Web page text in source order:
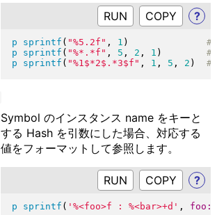
RUN ?
p sprintf ( "%5.2f " , 1 )
p
sprintf ( "%*.*f " , 5 , 2 , 1 )
p
sprintf ( "%1$*2$.*3$f " , 1 , 5 , 2 )
Symbol のインスタンス name をキーと
する Hash を引数にした場合、対応する
値をフォーマットして参照します。
RUN ?
p sprintf ( '%<foo>f : %<bar>+d' , foo: